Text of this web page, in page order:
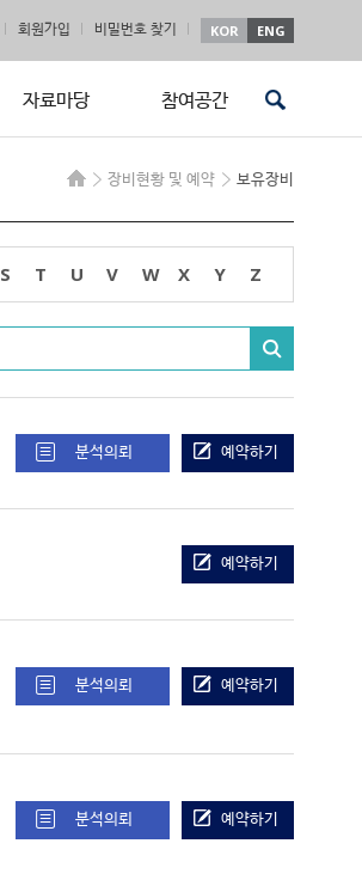
회원가입 비밀번호 찾기 KOR ENG
자료마당 참여공간
장비현황 및 예약 보유장비
S T U V W X Y Z
분석의뢰 예약하기
예약하기
분석의뢰 예약하기
분석의뢰 예약하기